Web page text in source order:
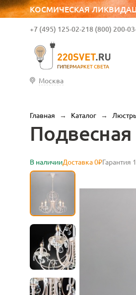
КОСМИЧЕСКАЯ
ГИПЕРМАРКЕТ СВЕТА
+7 (495) 125-02-218 (800) 200-
Москва
Главная → Каталог →
В наличииДоставка 0₽Гарантия